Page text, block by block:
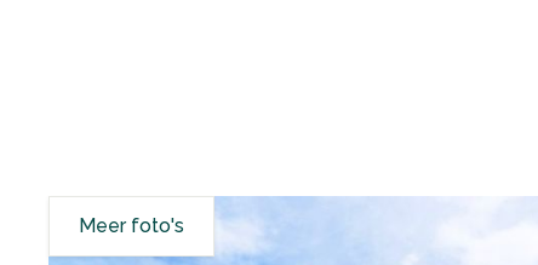
Meer foto's